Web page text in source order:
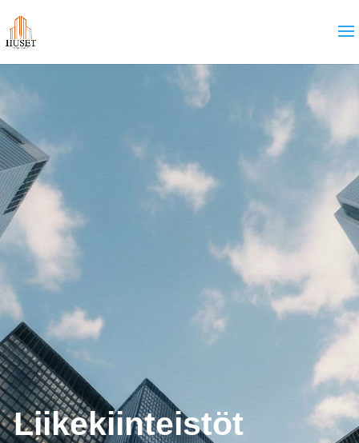
Liikekiinteistöt